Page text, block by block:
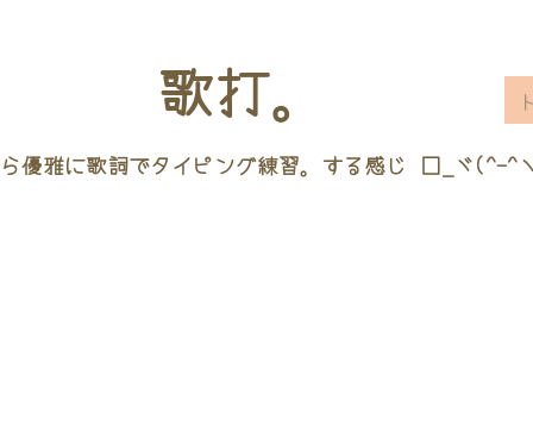
歌打。
優雅に歌詞でタイピング練習。する感じ □_ヾ(^-^